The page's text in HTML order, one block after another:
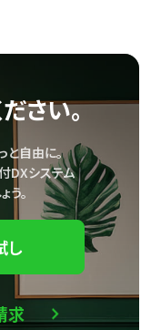
さい。
と自由に。
DXシステム
う。
し
求